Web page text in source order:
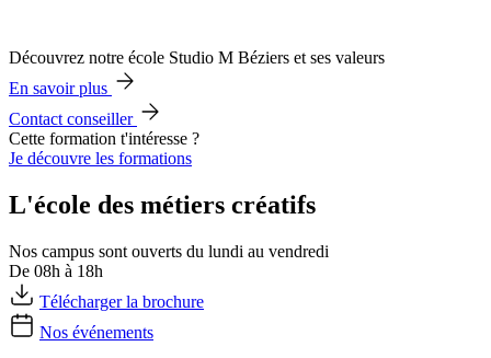
Découvrez notre école Studio M Béziers et ses valeurs
En savoir plus
Contact conseiller
Cette formation t'intéresse ?
Je découvre les formations
L'école des métiers créatifs
Nos campus sont ouverts du lundi au vendredi
De 08h à 18h
Télécharger la brochure
Nos événements